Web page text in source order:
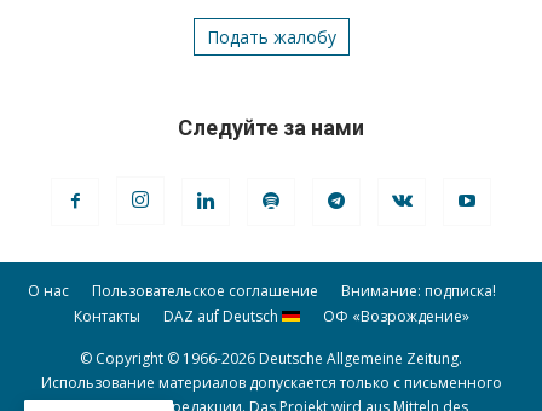
Подать жалобу
Следуйте за нами
О нас Пользовательское соглашение
Внимание: подписка!
Контакты
DAZ auf Deutsch ОФ «Возрождение»
© Copyright © 1966-2026 Deutsche Allgemeine Zeitung.
Использование материалов допускается только с письменного
разрешения редакции. Das Projekt wird aus Mitteln des